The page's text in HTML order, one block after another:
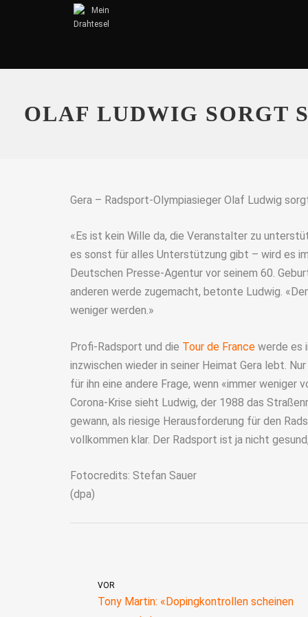
OLAF LUDWIG SORGT
Gera – Radsport-Olympiasieger Olaf Ludwig
«Es ist kein Wille da, die Veranstalter zu
es sonst für alles Unterstützung gibt – wird es
Deutschen Presse-Agentur vor seinem 60.
anderen werde zugemacht, betonte Ludwig.
weniger werden.»
Profi-Radsport und die Tour de France werde es
inzwischen wieder in seiner Heimat Gera lebt.
für ihn eine andere Frage, wenn «immer weniger
Corona-Krise sieht Ludwig, der 1988 das
gewann, als riesige Herausforderung für den
vollkommen klar. Der Radsport ist ja nicht
Fotocredits: Stefan Sauer
(dpa)
VOR
Tony Martin: «Dopingkontrollen scheinen